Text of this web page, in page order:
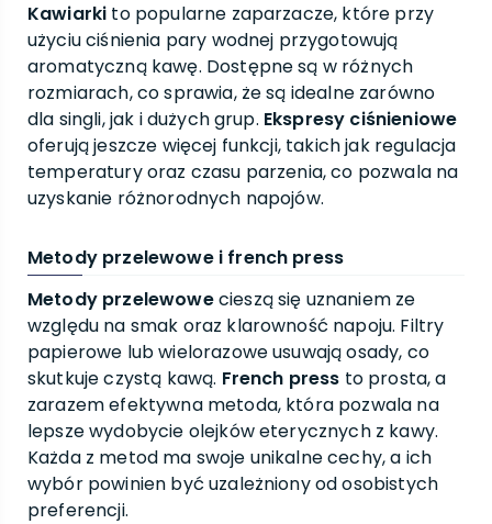
Kawiarki to popularne zaparzacze, które przy
użyciu ciśnienia pary wodnej przygotowują
aromatyczną kawę. Dostępne są w różnych
rozmiarach, co sprawia, że są idealne zarówno
dla singli, jak i dużych grup. Ekspresy ciśnieniowe
oferują jeszcze więcej funkcji, takich jak regulacja
temperatury oraz czasu parzenia, co pozwala na
uzyskanie różnorodnych napojów.
Metody przelewowe i french press
Metody przelewowecieszą się uznaniem ze
względu na smak oraz klarowność napoju. Filtry
papierowe lub wielorazowe usuwają osady, co
skutkuje czystą kawą. French press to prosta, a
zarazem efektywna metoda, która pozwala na
lepsze wydobycie olejków eterycznych z kawy.
Każda z metod ma swoje unikalne cechy, a ich
wybór powinien być uzależniony od osobistych
preferencji.